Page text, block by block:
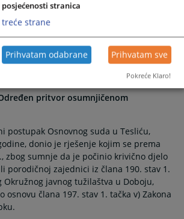
do 30.06.2026. godine u Osnovnom
je 2103 predmeta, a rješeno je
pritvor osumnjičenom
postupak Osnovnog suda u Tesliću,
donio je rješenje kojim se prema
zbog sumnje da je počinio krivično djelo
porodičnoj zajednici iz člana 190. stav 1.
Okružnog javnog tužilaštva u Doboju,
člana 197. stav 1. tačka v) Zakona
stranica
treće strane
Prihvatam odabrane Prihvatam sve
Pokreće Klaro!